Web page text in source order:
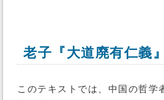
老子『大道廃有仁義
このテキストでは、中国の哲学